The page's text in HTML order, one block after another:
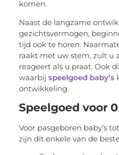
komen.
Naast de langzame
gezichtsvermogen,
tijd ook te horen.
raakt met uw stem, zult u
reageert als u praat. Ook
waarbijspeelgoed baby’s
ontwikkeling.
Speelgoed voor
Voor pasgeboren baby’s
zijn dit enkele van de